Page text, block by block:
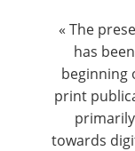
Nous suivre
« The
has
beginning
print
towards